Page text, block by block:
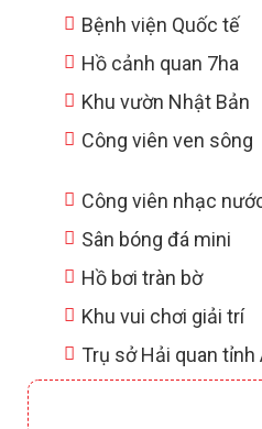
Bệnh viện Quốc tế
Hồ cảnh quan 7ha
Khu vườn Nhật Bản
Công viên ven sông
Công viên nhạc
Sân bóng đá mini
Hồ bơi tràn bờ
Khu vui chơi giải trí
Trụ sở Hải quan tỉnh